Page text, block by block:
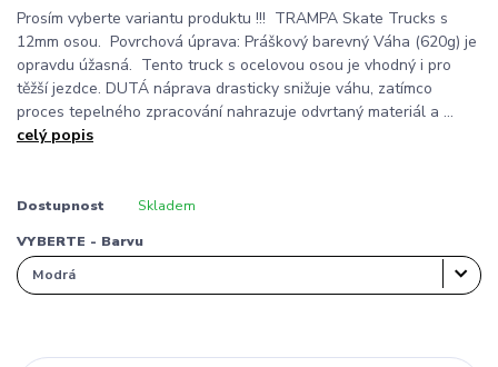
Prosím vyberte variantu produktu !!! TRAMPA Skate Trucks s
12mm osou. Povrchová úprava: Práškový barevný Váha (620g) je
opravdu úžasná. Tento truck s ocelovou osou je vhodný i pro
těžší jezdce. DUTÁ náprava drasticky snižuje váhu, zatímco
proces tepelného zpracování nahrazuje odvrtaný materiál a ...
celý popis
Dostupnost Skladem
VYBERTE - Barvu